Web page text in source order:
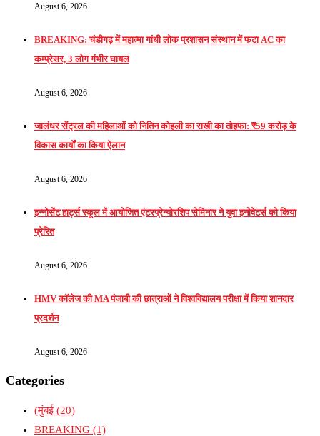
August 6, 2026
BREAKING: चंडीगढ़ में महात्मा गांधी लोक प्रशासन संस्थान में फटा AC का
कम्प्रेसर, 3 लोग गंभीर घायल
August 6, 2026
जालंधर सेंट्रल की महिलाओं को नितिन कोहली का राखी का तोहफा: ₹59 करोड़ के
विकास कार्यों का किया ऐलान
August 6, 2026
इन्नोसेंट हार्ट्स स्कूल में आयोजित एंटरप्रेन्योरशिप सेमिनार ने युवा इनोवेटर्स को किया
प्रेरित
August 6, 2026
HMV कॉलेज की MA पंजाबी की छात्राओं ने विश्वविद्यालय परीक्षा में किया शानदार
प्रदर्शन
August 6, 2026
Categories
(मुंबई (20)
BREAKING (1)